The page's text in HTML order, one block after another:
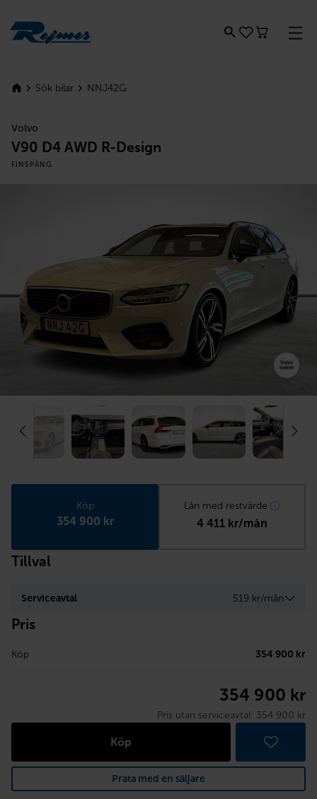
Sök bilar NNJ42G
Volvo
V90 D4 AWD R-Design
FINSPÅNG
Köp
354 900 kr
Lån med restvärde
4 411 kr/mån
Tillval
Serviceavtal 519 kr/mån
Pris
Köp 354 900 kr
354 900 kr
Pris utan serviceavtal: 354 900 kr
Köp
Prata med en säljare